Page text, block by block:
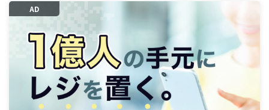
AD